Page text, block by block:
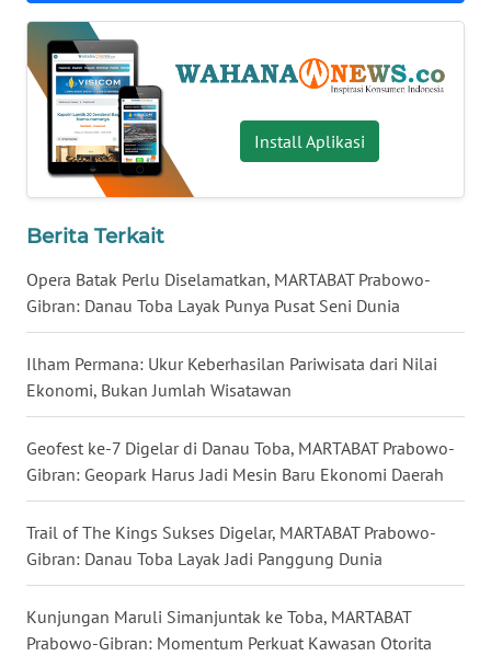
Install Aplikasi
Berita Terkait
Opera Batak Perlu Diselamatkan, MARTABAT Prabowo-
Gibran: Danau Toba Layak Punya Pusat Seni Dunia
Ilham Permana: Ukur Keberhasilan Pariwisata dari Nilai
Ekonomi, Bukan Jumlah Wisatawan
Geofest ke-7 Digelar di Danau Toba, MARTABAT Prabowo-
Gibran: Geopark Harus Jadi Mesin Baru Ekonomi Daerah
Trail of The Kings Sukses Digelar, MARTABAT Prabowo-
Gibran: Danau Toba Layak Jadi Panggung Dunia
Kunjungan Maruli Simanjuntak ke Toba, MARTABAT
Prabowo-Gibran: Momentum Perkuat Kawasan Otorita
WN
KALTARA
WN
KALSEL
WN
SULSEL
GORONTALO
SULUT
MALUKU
WN
MALUT